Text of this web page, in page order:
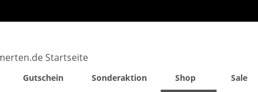
Gutschein Sonderaktion Shop Sale